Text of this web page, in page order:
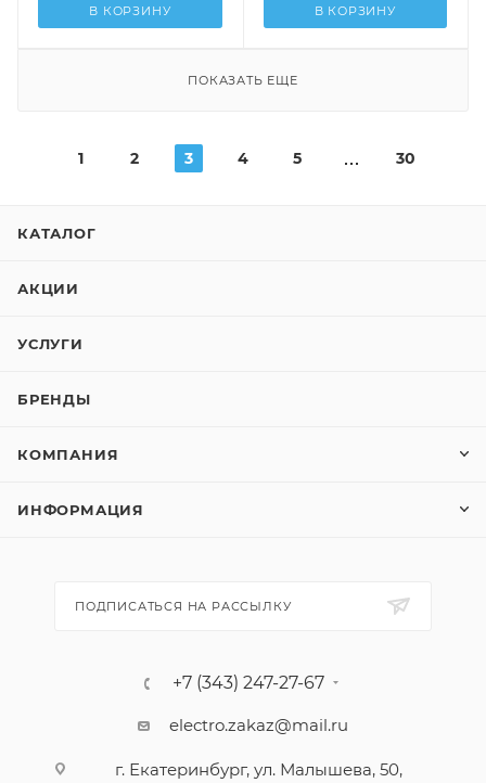
В КОРЗИНУ В КОРЗИНУ
ПОКАЗАТЬ ЕЩЕ
1 2 3 4 5 30
КАТАЛОГ
АКЦИИ
УСЛУГИ
БРЕНДЫ
КОМПАНИЯ
ИНФОРМАЦИЯ
ПОДПИСАТЬСЯ НА РАССЫЛКУ
+7 (343) 247-27-67
electro.zakaz@mail.ru
г. Екатеринбург, ул. Малышева, 50,